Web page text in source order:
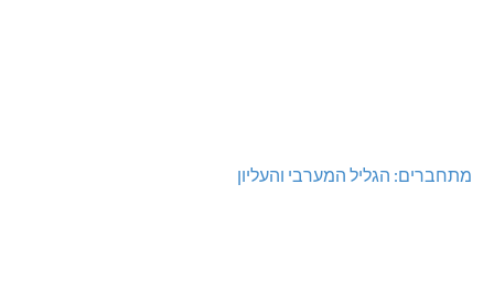
מתחברים: הגליל המערבי והעליון